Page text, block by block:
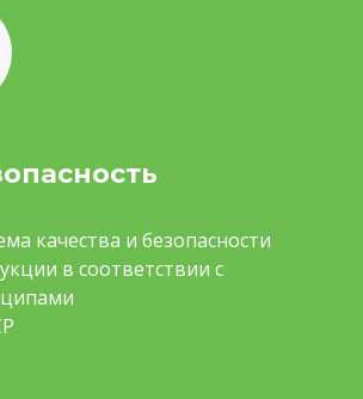
качества и безопасности
в соответствии с